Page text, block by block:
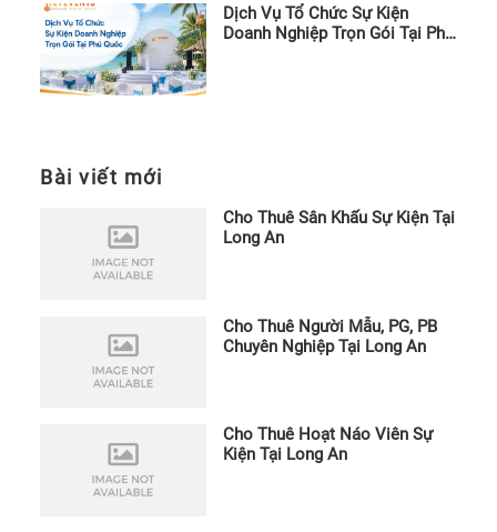
Dịch Vụ Tổ Chức Sự Kiện
Doanh Nghiệp Trọn Gói Tại Phú
Bài viết mới
Cho Thuê Sân Khấu Sự Kiện Tại
Long An
Cho Thuê Người Mẫu, PG, PB
Chuyên Nghiệp Tại Long An
Cho Thuê Hoạt Náo Viên Sự
Kiện Tại Long An